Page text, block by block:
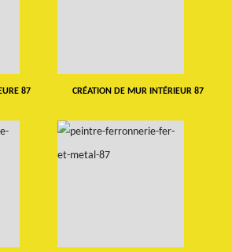
87 CRÉATION DE MUR INTÉRIEUR 87